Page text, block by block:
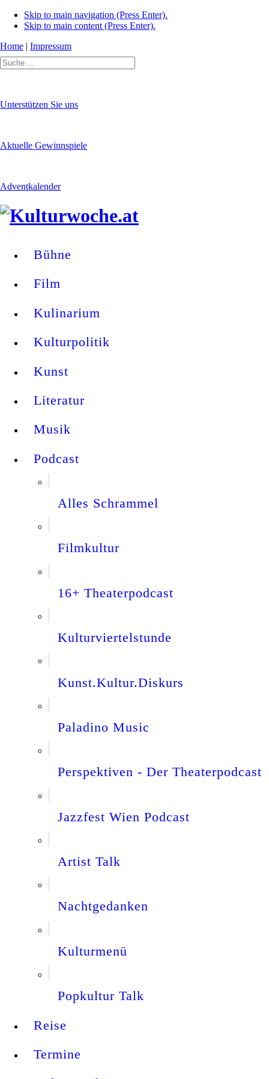
Skip to main navigation (Press Enter).
Skip to main content (Press Enter).
Home | Impressum
Unterstützen Sie uns
Aktuelle Gewinnspiele
Adventkalender
Bühne
Film
Kulinarium
Kulturpolitik
Kunst
Literatur
Musik
Podcast
Alles Schrammel
Filmkultur
16+ Theaterpodcast
Kulturviertelstunde
Kunst.Kultur.Diskurs
Paladino Music
Perspektiven - Der Theaterpodcast
Jazzfest Wien Podcast
Artist Talk
Nachtgedanken
Kulturmenü
Popkultur Talk
Reise
Termine